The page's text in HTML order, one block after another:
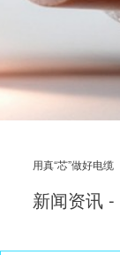
用真“芯”做好电缆
新闻资讯 -